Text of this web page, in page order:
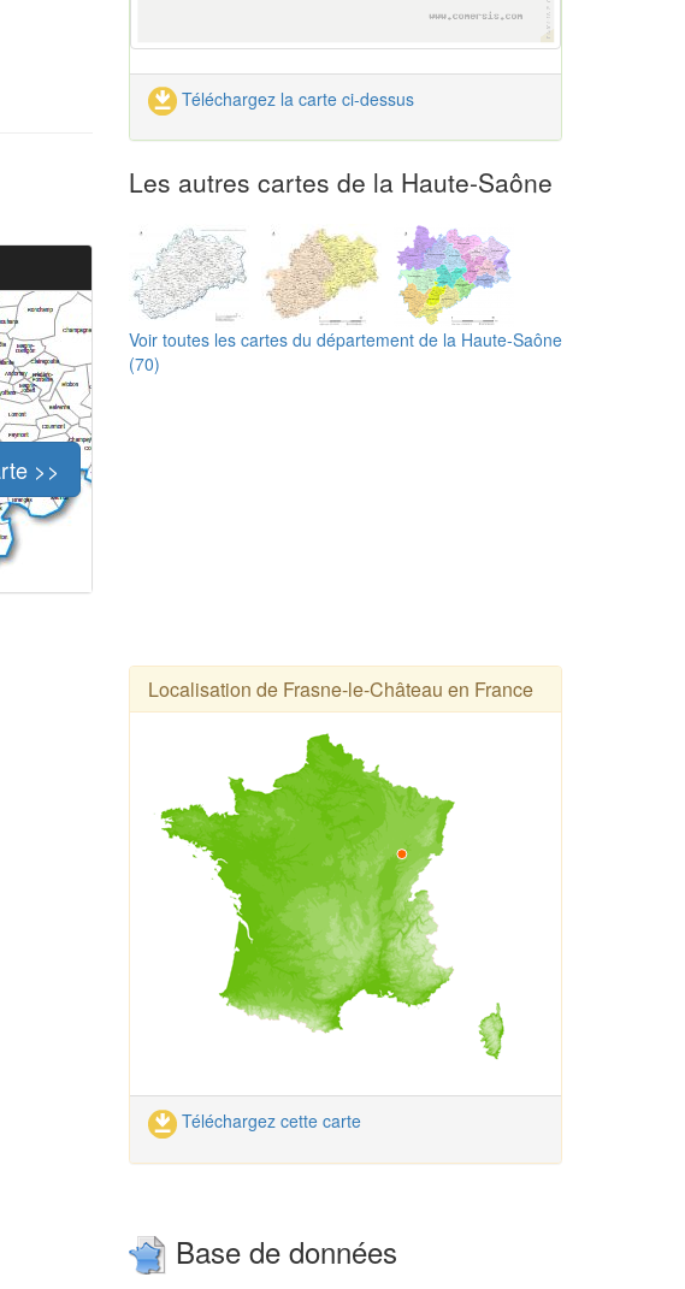
>>
Téléchargez la carte ci-dessus
Les autres cartes de la Haute-Saône
Voir toutes les cartes du département de la Haute-Saône
(70)
Localisation de Frasne-le-Château en France
Téléchargez cette carte
Base de données